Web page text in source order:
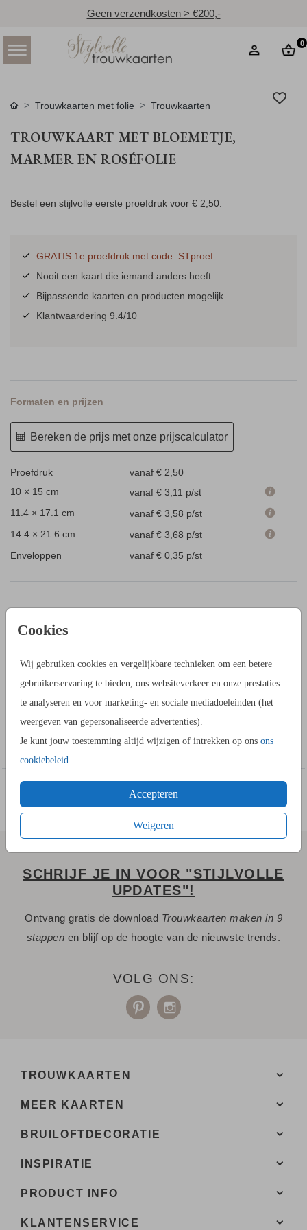
Geen verzendkosten > €200,-
0
Cookies
Wij gebruiken cookies en vergelijkbare technieken om een betere
gebruikerservaring te bieden, ons websiteverkeer en onze prestaties
te analyseren en voor marketing- en sociale mediadoeleinden (het
weergeven van gepersonaliseerde advertenties).
Je kunt jouw toestemming altijd wijzigen of intrekken op ons ons
cookiebeleid.
Accepteren
Weigeren
Trouwkaarten met folie Trouwkaarten
TROUWKAART MET BLOEMETJE,
MARMER EN ROSÉFOLIE
Bestel een stijlvolle eerste proefdruk voor € 2,50.
GRATIS 1e proefdruk met code: STproef
Nooit een kaart die iemand anders heeft.
Bijpassende kaarten en producten mogelijk
Klantwaardering 9.4/10
Formaten en prijzen
Bereken de prijs met onze prijscalculator
Proefdruk
vanaf € 2,50
10 × 15 cm
vanaf € 3,11 p/st
11.4 × 17.1 cm
vanaf € 3,58 p/st
14.4 × 21.6 cm
vanaf € 3,68 p/st
Enveloppen
vanaf € 0,35 p/st
Deze trouwkaart heeft een mooi bloemetje op een marmer
achtergrond. In het ontwerp zit ook echte roséfolie. Dit is een
mooie glimmende folie die op de kaart ligt. In de
kaartopmaker kun je een eigen ontwerp maken met dit
voorbeeld. De achtergrond kun je vervangen of verwijderen.
De teksten kun je aanpassen of teksten toevoegen. Daarna
bestel je een proefdruk voor €2,50. Deze kaart is te bestellen
in verschillende formaten op een papiersoort die wij voor
foliekaarten hebben geselecteerd: Coated Karton of Linnen.
Je hebt keuze uit 20+ kleuren enveloppen en andere leuke
Liever goedfolie of zilverfolie? In de kaartopmaker kun je die
bij KLEUR/folie eenvoudig zelf aanpassen.
contact met ons op.
Toon meer
SCHRIJF JE IN VOOR "STIJLVOLLE
UPDATES"!
Ontvang gratis de download Trouwkaarten maken in 9
stappen en blijf op de hoogte van de nieuwste trends.
VOLG ONS:
TROUWKAARTEN
MEER KAARTEN
BRUILOFTDECORATIE
INSPIRATIE
PRODUCT INFO
KLANTENSERVICE